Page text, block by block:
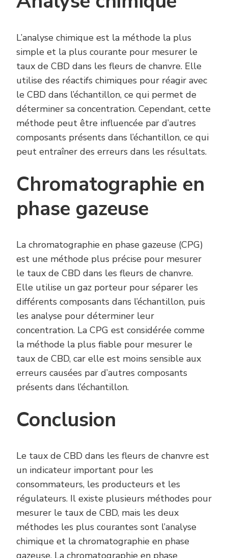
L’analyse chimique est la méthode la plus
simple et la plus courante pour mesurer le
taux de CBD dans les fleurs de chanvre. Elle
utilise des réactifs chimiques pour réagir avec
le CBD dans l’échantillon, ce qui permet de
déterminer sa concentration. Cependant, cette
méthode peut être influencée par d’autres
composants présents dans l’échantillon, ce qui
peut entraîner des erreurs dans les résultats.
Chromatographie en
phase gazeuse
La chromatographie en phase gazeuse (CPG)
est une méthode plus précise pour mesurer
le taux de CBD dans les fleurs de chanvre.
Elle utilise un gaz porteur pour séparer les
différents composants dans l’échantillon, puis
les analyse pour déterminer leur
concentration. La CPG est considérée comme
la méthode la plus fiable pour mesurer le
taux de CBD, car elle est moins sensible aux
erreurs causées par d’autres composants
présents dans l’échantillon.
Conclusion
Le taux de CBD dans les fleurs de chanvre est
un indicateur important pour les
consommateurs, les producteurs et les
régulateurs. Il existe plusieurs méthodes pour
mesurer le taux de CBD, mais les deux
méthodes les plus courantes sont l’analyse
chimique et la chromatographie en phase